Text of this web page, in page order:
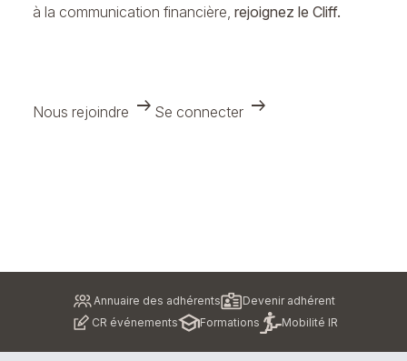
à la communication financière, rejoignez le Cliff.
Nous rejoindre arrow_right_alt Se connecter arrow_right_alt
Annuaire des adhérents
Devenir adhérent
CR événements
Formations Mobilité IR